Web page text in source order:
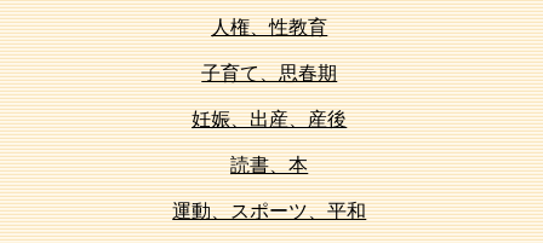
人権、性教育
子育て、思春期
妊娠、出産、産後
読書、本
運動、スポーツ、平和